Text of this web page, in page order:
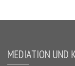
MEDIATION UND